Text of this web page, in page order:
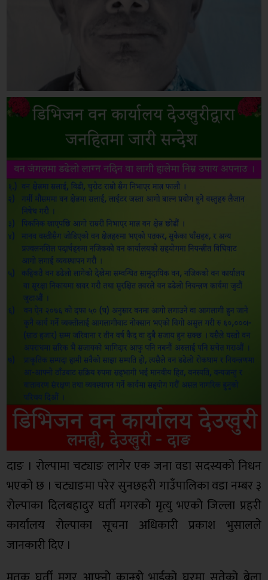
दाङ । रोल्पामा चट्याङ लागेर एक जना वडा सदस्यको निधन
भएको छ । चट्याङमा परेर सुनछहरी गाउँपालिका वडा नम्बर ३
रोल्पाका दिलबहादुर घर्ती मगरको मृत्यु भएको जिल्ला प्रहरी
कार्यालय रोल्पाका सूचना अधिकारी प्रकाश भुसालले
जानकारी दिए ।